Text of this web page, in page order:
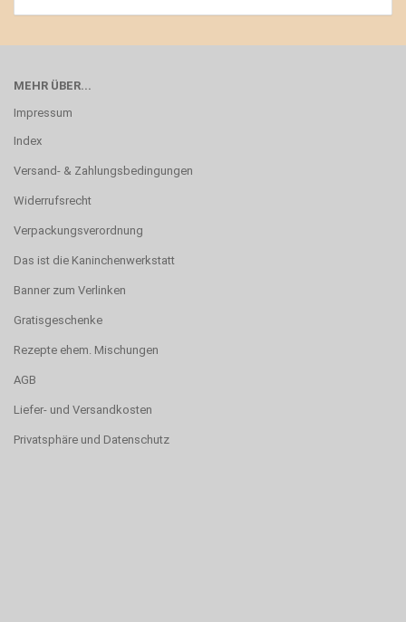
MEHR ÜBER...
Impressum
Index
Versand- & Zahlungsbedingungen
Widerrufsrecht
Verpackungsverordnung
Das ist die Kaninchenwerkstatt
Banner zum Verlinken
Gratisgeschenke
Rezepte ehem. Mischungen
AGB
Liefer- und Versandkosten
Privatsphäre und Datenschutz